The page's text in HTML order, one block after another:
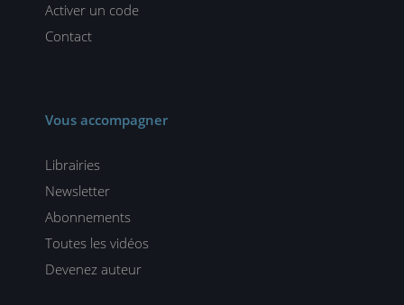
Activer un code
Contact
Vous accompagner
Librairies
Newsletter
Abonnements
Toutes les vidéos
Devenez auteur